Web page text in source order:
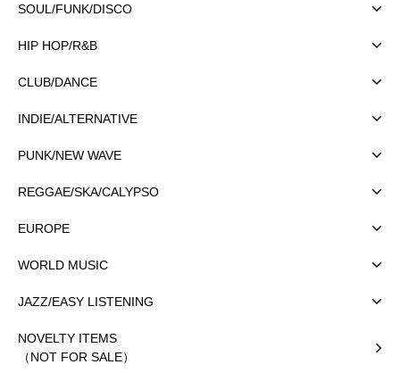
SOUL/FUNK/DISCO
HIP HOP/R&B
CLUB/DANCE
INDIE/ALTERNATIVE
PUNK/NEW WAVE
REGGAE/SKA/CALYPSO
EUROPE
WORLD MUSIC
JAZZ/EASY LISTENING
NOVELTY ITEMS
（NOT FOR SALE）